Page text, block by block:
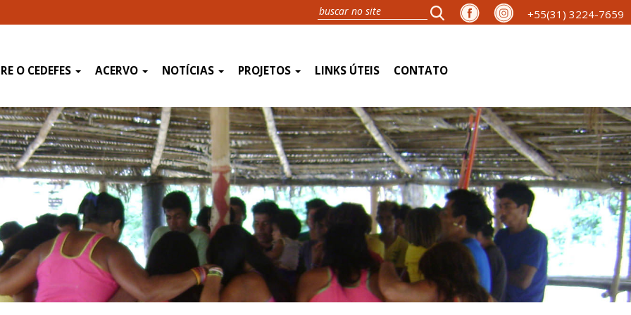
+55(31) 3224-7659
O CEDEFES ACERVO NOTÍCIAS PROJETOS LINKS ÚTEIS CONTATO